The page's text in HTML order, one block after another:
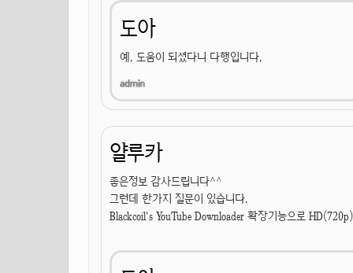
도아
예. 도움이 되셨다니 다행입니다.
얄루카
좋은정보 감사드립니다^^
그런데 한가지 질문이 있습니다.
Blackcoil's YouTube Downloader 확장기능으로